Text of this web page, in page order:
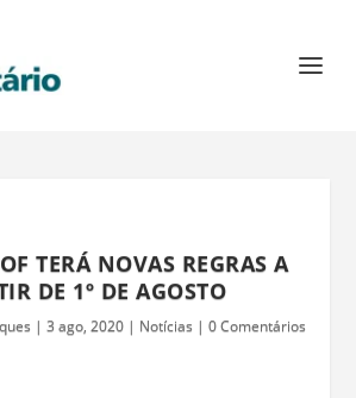
TERÁ NOVAS REGRAS A
DE 1º DE AGOSTO
| 3 ago, 2020| Notícias | 0 Comentários